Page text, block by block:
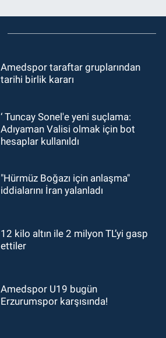
Amedspor taraftar gruplarından
tarihi birlik kararı
‘ Tuncay Sonel'e yeni suçlama:
Adıyaman Valisi olmak için bot
hesaplar kullanıldı
"Hürmüz Boğazı için anlaşma"
iddialarını İran yalanladı
12 kilo altın ile 2 milyon TL’yi gasp
ettiler
Amedspor U19 bugün
Erzurumspor karşısında!